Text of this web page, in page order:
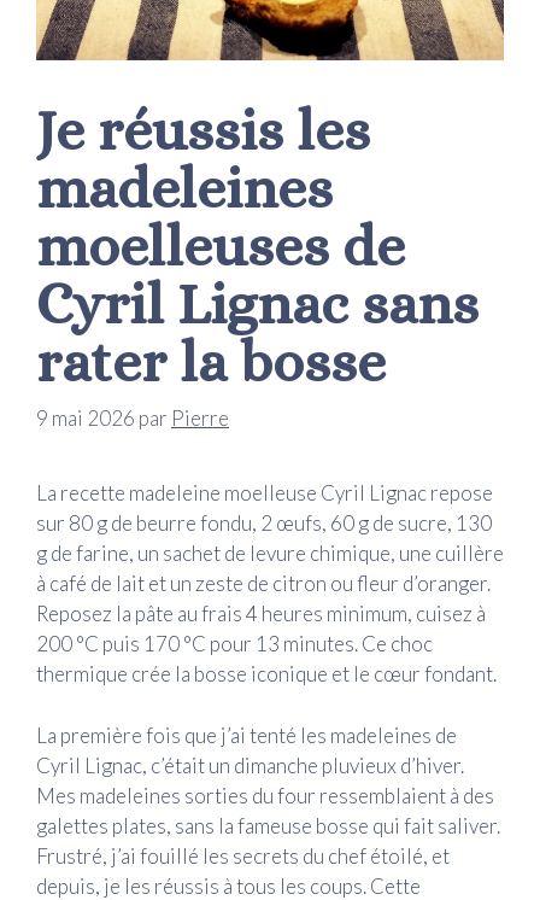
Je réussis les
madeleines
moelleuses de
Cyril Lignac sans
rater la bosse
9 mai 2026 par Pierre
La recette madeleine moelleuse Cyril Lignac repose
sur 80 g de beurre fondu, 2 œufs, 60 g de sucre, 130
g de farine, un sachet de levure chimique, une cuillère
à café de lait et un zeste de citron ou fleur d’oranger.
Reposez la pâte au frais 4 heures minimum, cuisez à
200 °C puis 170 °C pour 13 minutes. Ce choc
thermique crée la bosse iconique et le cœur fondant.
La première fois que j’ai tenté les madeleines de
Cyril Lignac, c’était un dimanche pluvieux d’hiver.
Mes madeleines sorties du four ressemblaient à des
galettes plates, sans la fameuse bosse qui fait saliver.
Frustré, j’ai fouillé les secrets du chef étoilé, et
depuis, je les réussis à tous les coups. Cette